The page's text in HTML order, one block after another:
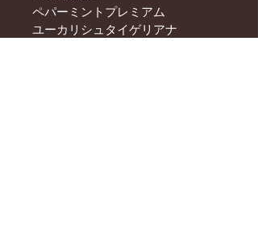
ペパーミントプレミアム
ユーカリシュタイゲリアナ